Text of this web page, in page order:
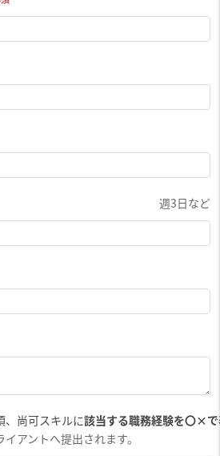
週3日など
、尚可スキルに該当する職務経験を〇×
アントへ提出されます。